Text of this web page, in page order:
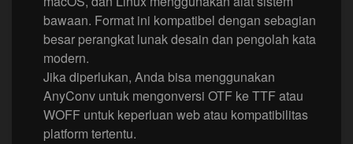
bawaan. Format ini kompatibel dengan sebagian
besar perangkat lunak desain dan pengolah kata
modern.
Jika diperlukan, Anda bisa menggunakan
AnyConv untuk mengonversi OTF ke TTF atau
WOFF untuk keperluan web atau kompatibilitas
platform tertentu.